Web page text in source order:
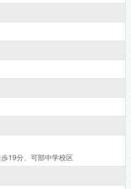
19分、可部中学校区